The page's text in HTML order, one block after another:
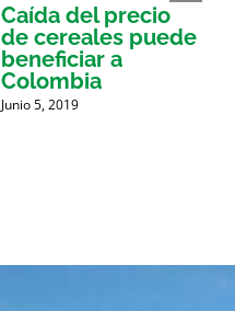
Caída del precio
de cereales puede
beneficiar a
Colombia
Junio 5, 2019